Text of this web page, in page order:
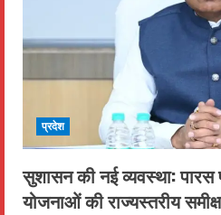
a
d
n
g
प्रदेश
सुशासन की नई व्यवस्था: पारस
योजनाओं की राज्यस्तरीय